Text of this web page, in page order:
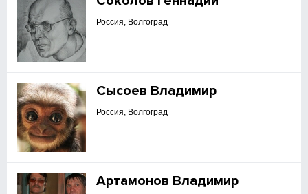
Россия, Волгоград
Сысоев Владимир
Россия, Волгоград
Артамонов Владимир